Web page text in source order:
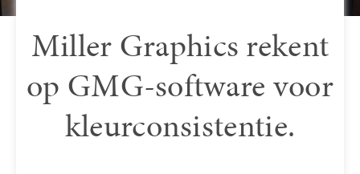
Miller Graphics rekent
op GMG-software voor
kleurconsistentie.